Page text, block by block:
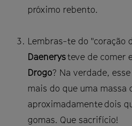
próximo rebento.
Lembras-te do "coração
Daenerysteve de comer
Drogo? Na verdade,
mais do que uma massa
aproximadamente dois
gomas. Que sacrifício!